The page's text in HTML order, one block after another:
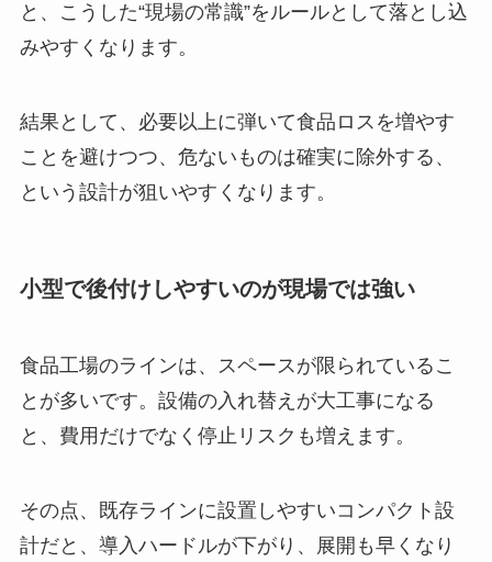
と、こうした“現場の常識”をルールとして落とし込
みやすくなります。
結果として、必要以上に弾いて食品ロスを増やす
ことを避けつつ、危ないものは確実に除外する、
という設計が狙いやすくなります。
小型で後付けしやすいのが現場では強い
食品工場のラインは、スペースが限られているこ
とが多いです。設備の入れ替えが大工事になる
と、費用だけでなく停止リスクも増えます。
その点、既存ラインに設置しやすいコンパクト設
計だと、導入ハードルが下がり、展開も早くなり